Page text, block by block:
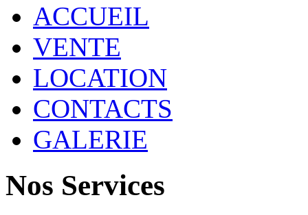
ACCUEIL
VENTE
LOCATION
CONTACTS
GALERIE
Nos Services